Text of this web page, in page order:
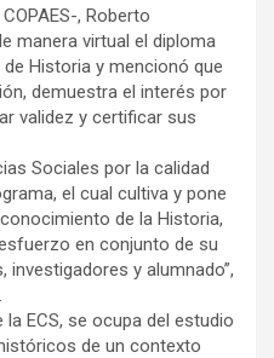
, Roberto
manera virtual el diploma
Historia y mencionó que
demuestra el interés por
validez y certificar sus
Sociales por la calidad
el cual cultiva y pone
de la Historia,
en conjunto de su
y alumnado”,
ECS, se ocupa del estudio
de un contexto